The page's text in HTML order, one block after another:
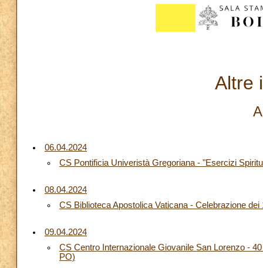
Altre
06.04.2024
CS Pontificia Univeristà Gregoriana - "Esercizi
08.04.2024
CS Biblioteca Apostolica Vaticana - Celebrazione
09.04.2024
CS Centro Internazionale Giovanile San Lorenzo -
PO)